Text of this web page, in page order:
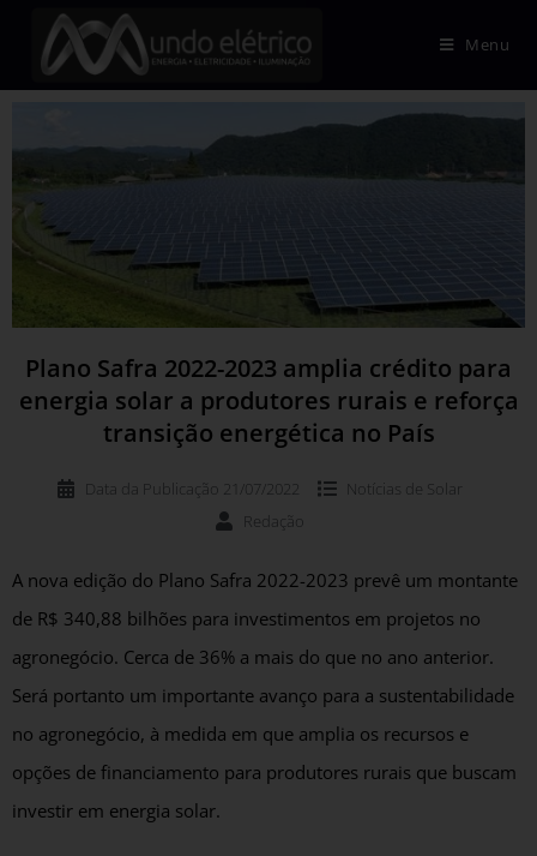
Menu
Plano Safra 2022-2023 amplia crédito para
energia solar a produtores rurais e reforça
transição energética no País
Data da Publicação 21/07/2022 Notícias de
Solar
Redação
A nova edição do Plano Safra 2022-2023 prevê um montante
de R$ 340,88 bilhões para investimentos em projetos no
agronegócio. Cerca de 36% a mais do que no ano anterior.
Será portanto um importante avanço para a sustentabilidade
no agronegócio, à medida em que amplia os recursos e
opções de financiamento para produtores rurais que buscam
investir em energia solar.